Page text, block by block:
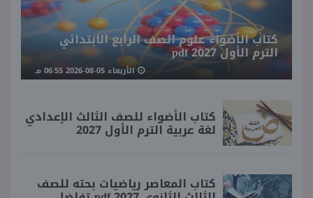
كتاب الأضواء علوم الصف الرابع الابتدائي
الترم الأول 2027 pdf
الأربعاء 05-08-2026 06:55 مـ
كتاب الأضواء للصف الثالث الإعدادي
لغة عربية الترم الأول 2027
كتاب المعاصر رياضيات بحته للصف